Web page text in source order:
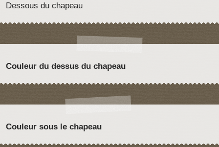
Dessous du chapeau
Couleur du dessus du chapeau
Couleur sous le chapeau